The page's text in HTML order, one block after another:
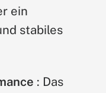
ein
stabiles
: Das